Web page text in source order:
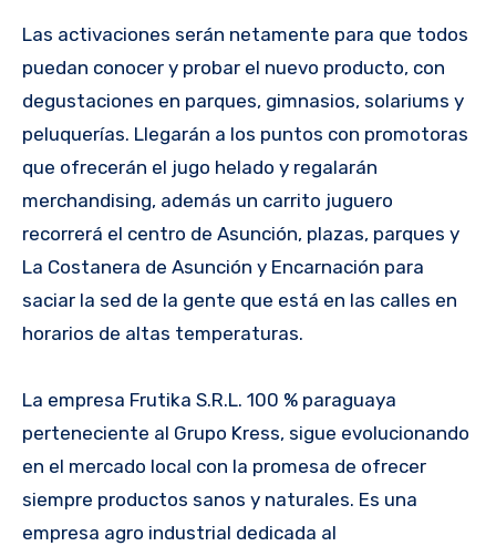
Las activaciones serán netamente para que todos
puedan conocer y probar el nuevo producto, con
degustaciones en parques, gimnasios, solariums y
peluquerías. Llegarán a los puntos con promotoras
que ofrecerán el jugo helado y regalarán
merchandising, además un carrito juguero
recorrerá el centro de Asunción, plazas, parques y
La Costanera de Asunción y Encarnación para
saciar la sed de la gente que está en las calles en
horarios de altas temperaturas.
La empresa Frutika S.R.L. 100 % paraguaya
perteneciente al Grupo Kress, sigue evolucionando
en el mercado local con la promesa de ofrecer
siempre productos sanos y naturales. Es una
empresa agro industrial dedicada al